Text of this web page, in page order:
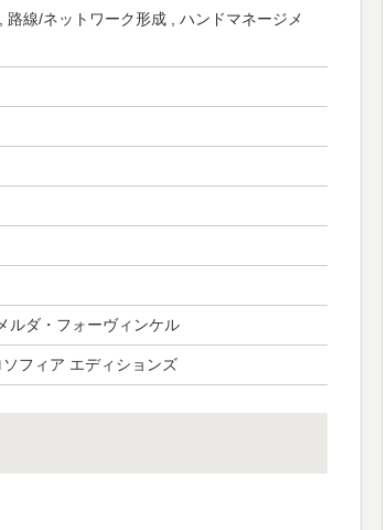
線/ネットワーク形成 , ハンドマネージメ
ルダ・フォーヴィンケル
フィア エディションズ